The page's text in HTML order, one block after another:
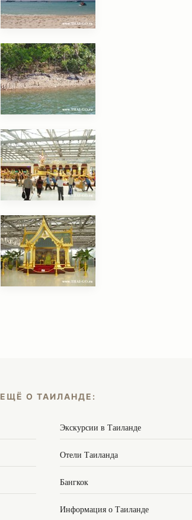
ЕЩЁ О ТАИЛАНДЕ:
Экскурсии в Таиланде
Отели Таиланда
Бангкок
Информация о Таиланде